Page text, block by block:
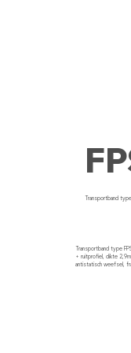
Transportband
Transportband type
+ ruitprofiel, dikte
antistatisch weefsel,